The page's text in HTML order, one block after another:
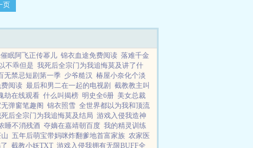
页
眠阿飞正传幂儿 锦衣血途免费阅读 落难千金
不乖但是 我死后全宗门为我追悔莫及讲了什
无禁忌短剧第一季 少爷糙汉 椿屋小奈化个淡
阅读 最后和男二在一起的电视剧 截教教主叫
劫在线观看 什么叫揭榜 明史全6册 美女总裁
弹窗笔趣阁 锦衣照雪 全世界都以为我和顶流
后全宗门为我追悔莫及结局 游戏入侵我造神
睡不消残酒 夺嫡在嘉靖朝百度 我的精灵训练
五年后萌宝带妈咪炸翻爹地首富家族 农家医
截教小妖TXT 游戏入侵我拥有无限BUFF全